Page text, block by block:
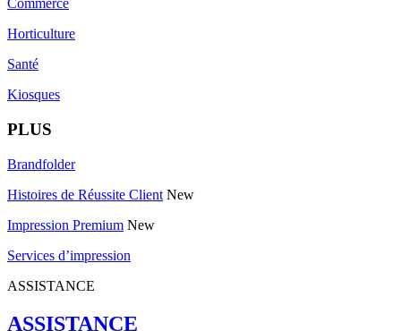
Commerce
Horticulture
Santé
Kiosques
PLUS
Brandfolder
Histoires de Réussite Client New
Impression Premium New
Services d’impression
ASSISTANCE
ASSISTANCE